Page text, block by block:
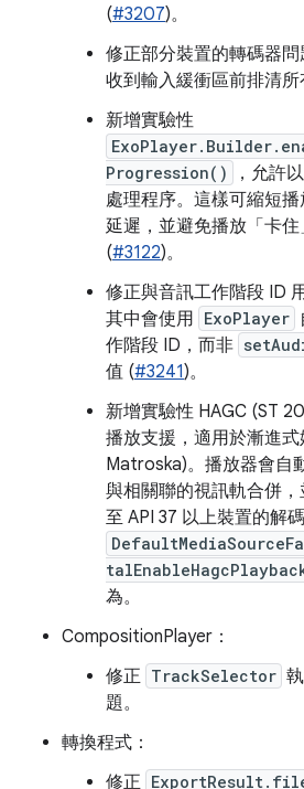
(#3207)。
修正部分裝置的轉碼器
收到輸入緩衝區前排清所
新增實驗性
Progression()
，允許
處理程序。這樣可縮短
延遲，並避免播放「卡
(#3122)。
修正與音訊工作階段 ID
其中會使用 ExoPlayer
作階段 ID，而非
值 (#3241)。
新增實驗性 HAGC (ST
播放支援，適用於漸進式
Matroska)。播放器會自
與相關聯的視訊軌合併
至 API 37 以上裝置的解
為。
CompositionPlayer：
修正 TrackSelector
題。
轉換程式：
修正